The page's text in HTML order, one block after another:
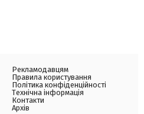
Рекламодавцям
Правила користування
Політика конфіденційності
Технічна інформація
Контакти
Архів